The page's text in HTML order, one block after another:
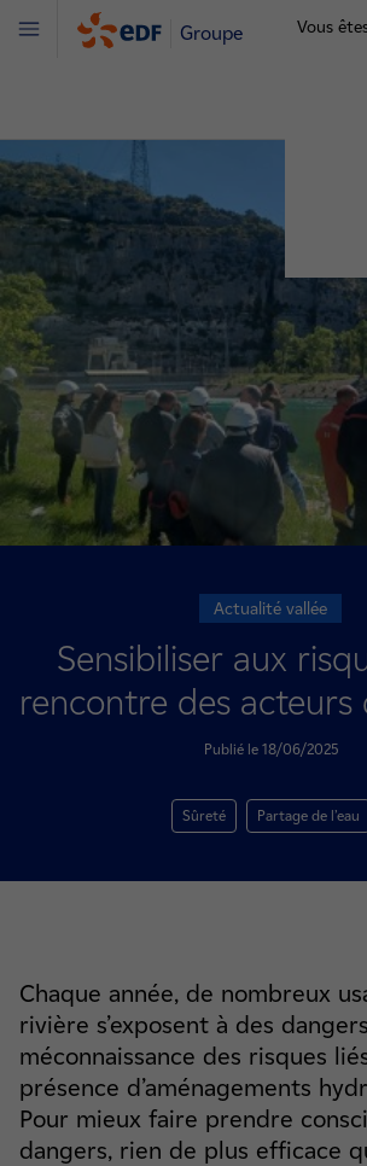
Groupe Vous
Menu
Actualité vallée
Sensibiliser aux
rencontre des acteurs
Publié le 18/06/2025
Sûreté Partage de l’eau
Chaque année, de nombreux
rivière s’exposent à des
méconnaissance des risques
présence d’aménagements
Pour mieux faire prendre
dangers, rien de plus efficace